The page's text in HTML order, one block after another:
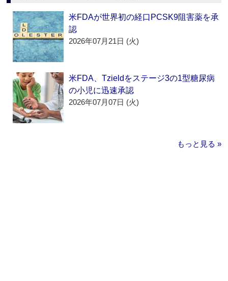
米FDAが世界初の経口PCSK9阻害薬を承
認
2026年07月21日 (火)
米FDA、Tzieldをステージ3の1型糖尿病
の小児に迅速承認
2026年07月07日 (火)
もっと見る »